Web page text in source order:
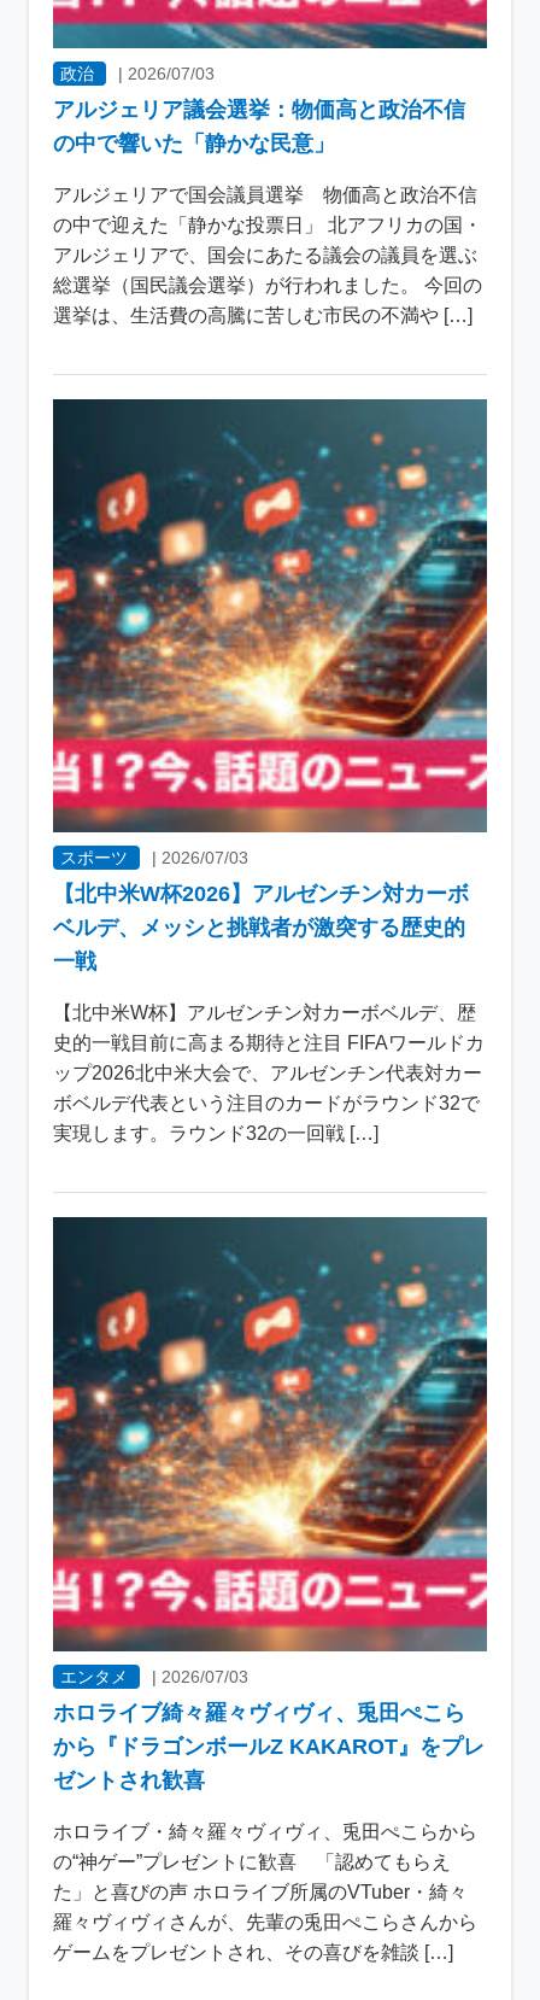
政治 | 2026/07/03
アルジェリア議会選挙：物価高と政治不信
の中で響いた「静かな民意」
アルジェリアで国会議員選挙 物価高と政治不信
の中で迎えた「静かな投票日」 北アフリカの国・
アルジェリアで、国会にあたる議会の議員を選ぶ
総選挙（国民議会選挙）が行われました。 今回の
選挙は、生活費の高騰に苦しむ市民の不満や […]
スポーツ |2026/07/03
【北中米W杯2026】アルゼンチン対カーボ
ベルデ、メッシと挑戦者が激突する歴史的
一戦
【北中米W杯】アルゼンチン対カーボベルデ、歴
史的一戦目前に高まる期待と注目 FIFAワールドカ
ップ2026北中米大会で、アルゼンチン代表対カー
ボベルデ代表という注目のカードがラウンド32で
実現します。ラウンド32の一回戦 […]
エンタメ | 2026/07/03
ホロライブ綺々羅々ヴィヴィ、兎田ぺこら
から『ドラゴンボールZ KAKAROT』をプレ
ゼントされ歓喜
ホロライブ・綺々羅々ヴィヴィ、兎田ぺこらから
の“神ゲー”プレゼントに歓喜 「認めてもらえ
た」と喜びの声 ホロライブ所属のVTuber・綺々
羅々ヴィヴィさんが、先輩の兎田ぺこらさんから
ゲームをプレゼントされ、その喜びを雑談 […]